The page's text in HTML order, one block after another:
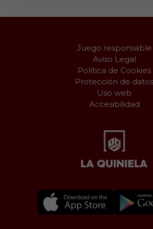
Juego responsable
Aviso Legal
Política de Cookies
Protección de datos
Uso web
Accesibilidad